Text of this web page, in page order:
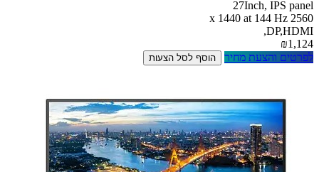
27Inch, IPS panel
2560 x 1440 at 144 Hz
DP,HDMI,
₪1,124
לפרטים והצעת מחיר
הוסף לסל הצעות